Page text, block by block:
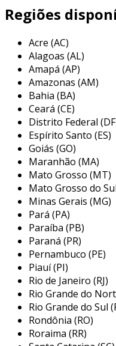
organização.
do cabide certo
apresentação das
de madeira costumam
mais sofisticado,
podem ser mais
portanto, ao considerar
no atacado, é essencial
de opções disponíveis
necessidades
principais locais
cabides no atacado
adquirir cabides no
estratégia para quem
variedade. os principais
encontrar esse tipo de
fabricantes:
cabides em larga
oferecem preços
compras no
Regiões
Acre (AC)
Alagoas (AL)
Amapá (AP)
Amazonas (AM)
Bahia (BA)
Ceará (CE)
Distrito Federal
Espírito Santo (ES)
Goiás (GO)
Maranhão (MA)
Mato Grosso (MT)
Mato Grosso do
Minas Gerais (MG)
Pará (PA)
Paraíba (PB)
Paraná (PR)
Pernambuco (PE)
Piauí (PI)
Rio de Janeiro (RJ)
Rio Grande do
Rio Grande do Sul
Rondônia (RO)
Roraima (RR)